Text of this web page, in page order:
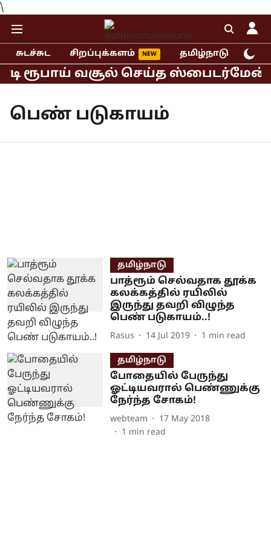
\
சுடச்சுட சிறப்புக்களம் தமிழ்நாடு
ரூபாய் வசூல் செய்த ஸ்பைடர்மேன்
பெண் படுகாயம்
தமிழ்நாடு
பாத்ரூம் செல்வதாக தூக்க
கலக்கத்தில் ரயிலில்
இருந்து தவறி விழுந்த
பெண் படுகாயம்..!
Rasus 14 Jul 2019 1 min read
தமிழ்நாடு
போதையில் பேருந்து
ஓட்டியவரால் பெண்ணுக்கு
நேர்ந்த சோகம்!
webteam
17 May 2018
1 min read